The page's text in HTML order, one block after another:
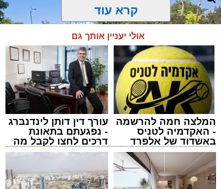
צילום: דוברות איחוד הצלה
מערכת האתר / 15:39 07.08.26
קרא עוד
אולי יעניין אותך גם
המלצה חמה להרשמה
- האקדמיה לטניס
באשדוד של אלפרד
קריאולנסקי - לילדים
עורך דין דותן לינדנברג
- נפגעתם בתאונת
דרכים לחצו לקבל מה
שמגיע לכם